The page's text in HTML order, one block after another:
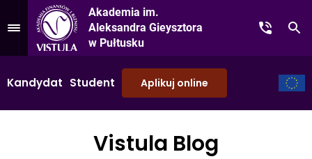
Przejdź do Menu
Akademia im.
Aleksandra Gieysztora
w Pułtusku
Kontakt
Kandydat Student Aplikuj online
Vistula Blog